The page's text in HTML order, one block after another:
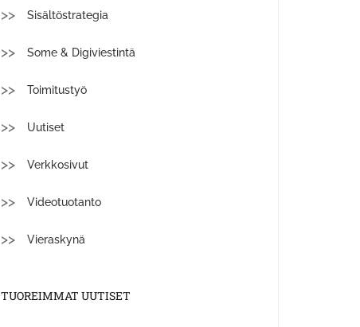
Sisältöstrategia
Some & Digiviestintä
Toimitustyö
Uutiset
Verkkosivut
Videotuotanto
Vieraskynä
TUOREIMMAT UUTISET